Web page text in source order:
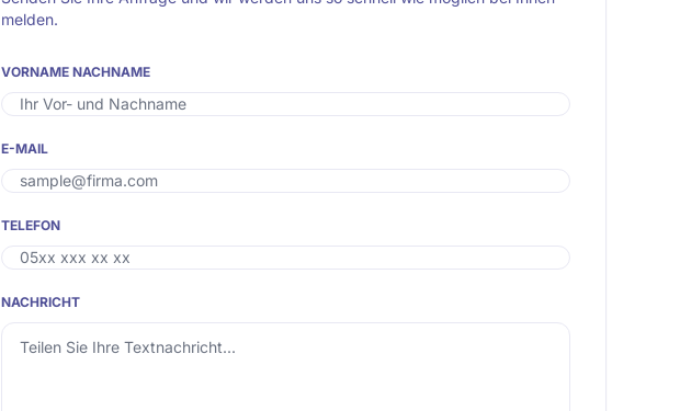
melden.
VORNAME NACHNAME
E-MAIL
TELEFON
NACHRICHT